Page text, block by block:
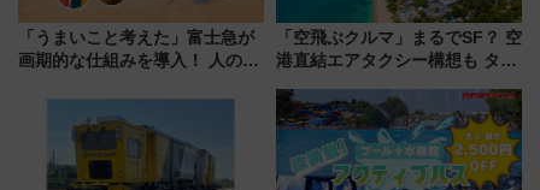
「うまいこと考えた」富士急が
画期的な仕組みを導入！ 人のか
「空飛ぶクルマ」まるでSF？ 空
港直結エアタクシー構想も タイ